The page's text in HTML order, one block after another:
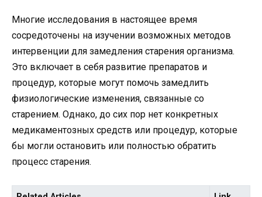
Многие исследования в настоящее время
сосредоточены на изучении возможных методов
интервенции для замедления старения организма.
Это включает в себя развитие препаратов и
процедур, которые могут помочь замедлить
физиологические изменения, связанные со
старением. Однако, до сих пор нет конкретных
медикаментозных средств или процедур, которые
бы могли остановить или полностью обратить
процесс старения.